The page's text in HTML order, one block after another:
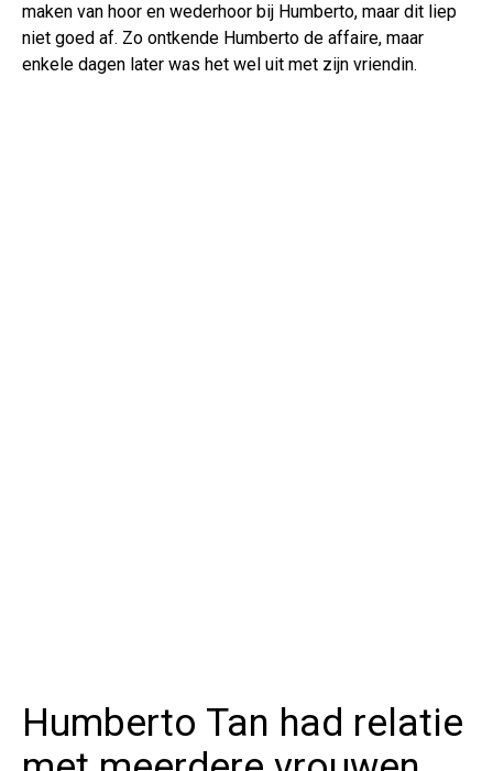
maken van hoor en wederhoor bij Humberto, maar dit liep
niet goed af. Zo ontkende Humberto de affaire, maar
enkele dagen later was het wel uit met zijn vriendin.
Humberto Tan had relatie